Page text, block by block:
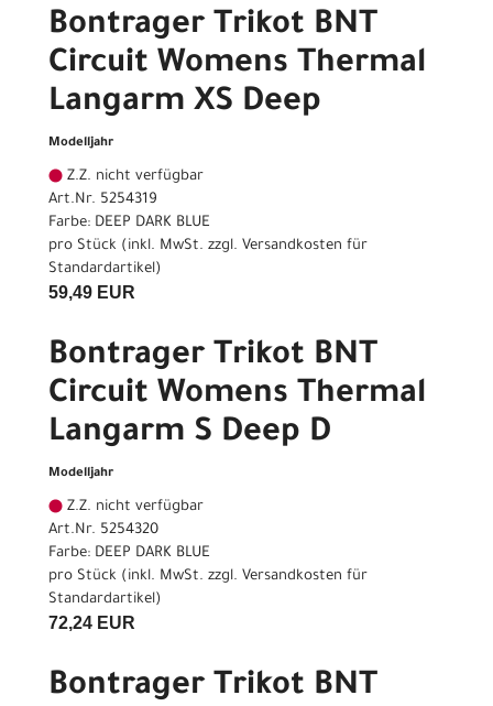
Bontrager Trikot BNT
Circuit Womens Thermal
Langarm XS Deep
Modelljahr
Z.Z. nicht verfügbar
Art.Nr. 5254319
Farbe: DEEP DARK BLUE
pro Stück (inkl. MwSt. zzgl. Versandkosten für
Standardartikel)
59,49 EUR
Bontrager Trikot BNT
Circuit Womens Thermal
Langarm S Deep D
Modelljahr
Z.Z. nicht verfügbar
Art.Nr. 5254320
Farbe: DEEP DARK BLUE
pro Stück (inkl. MwSt. zzgl. Versandkosten für
Standardartikel)
72,24 EUR
Bontrager Trikot BNT